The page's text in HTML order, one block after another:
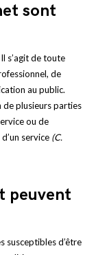
sont
s’agit de toute
de
au public.
de plusieurs parties
ou de
service (C.
peuvent
susceptibles d’être